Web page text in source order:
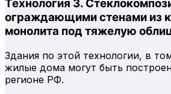
Технология 3.
ограждающими стенами из
монолита под тяжелую
Здания по этой технологии, в
жилые дома могут быть
регионе РФ.